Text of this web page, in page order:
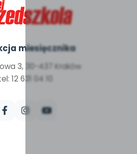
miesięcznika
3, 30-437 Kraków
12 631 04 10